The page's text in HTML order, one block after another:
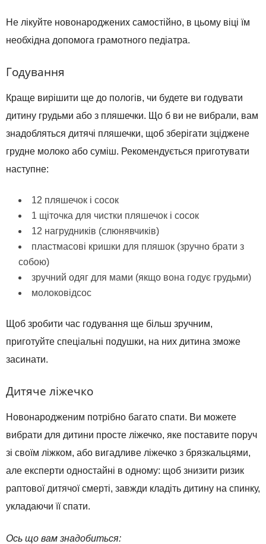
Не лікуйте новонароджених самостійно, в цьому віці їм
необхідна допомога грамотного педіатра.
Годування
Краще вирішити ще до пологів, чи будете ви годувати
дитину грудьми або з пляшечки. Що б ви не вибрали, вам
знадобляться дитячі пляшечки, щоб зберігати зціджене
грудне молоко або суміш. Рекомендується приготувати
наступне:
12 пляшечок і сосок
1 щіточка для чистки пляшечок і сосок
12 нагрудників (слюнявчиків)
пластмасові кришки для пляшок (зручно брати з
собою)
зручний одяг для мами (якщо вона годує грудьми)
молоковідсос
Щоб зробити час годування ще більш зручним,
приготуйте спеціальні подушки, на них дитина зможе
засинати.
Дитяче ліжечко
Новонародженим потрібно багато спати. Ви можете
вибрати для дитини просте ліжечко, яке поставите поруч
зі своїм ліжком, або вигадливе ліжечко з брязкальцями,
але експерти одностайні в одному: щоб знизити ризик
раптової дитячої смерті, завжди кладіть дитину на спинку,
укладаючи її спати.
Ось що вам знадобиться: